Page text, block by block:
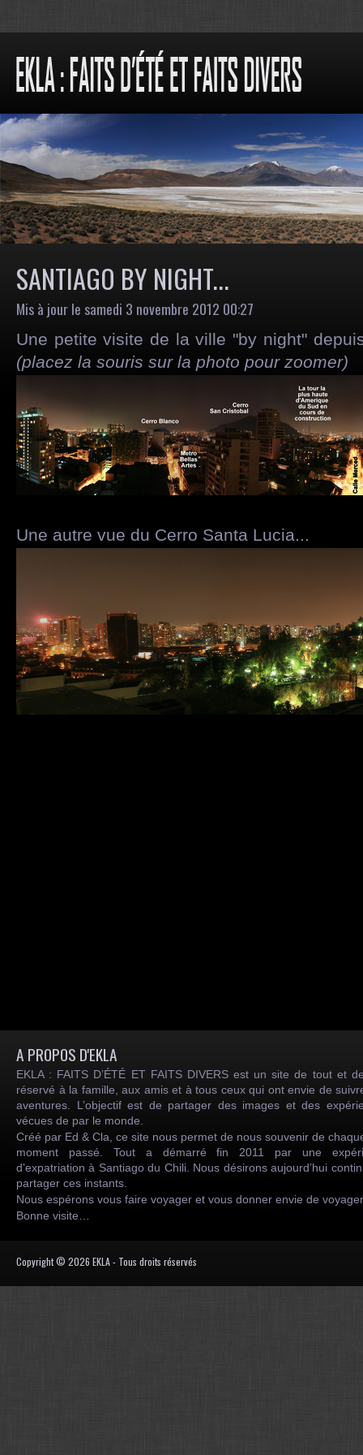
SANTIAGO BY NIGHT...
Mis à jour le samedi 3 novembre 2012 00:27
Une petite visite de la ville "by night"
(placez la souris sur la photo pour zoomer)
Une autre vue du Cerro Santa Lucia...
A PROPOS D'EKLA
EKLA : FAITS D’ÉTÉ ET FAITS DIVERS est un site de tout et
réservé à la famille, aux amis et à tous ceux qui ont envie de
aventures. L’objectif est de partager des images et des
vécues de par le monde.
Créé par Ed & Cla, ce site nous permet de nous souvenir de
moment passé. Tout a démarré fin 2011 par une
d’expatriation à Santiago du Chili. Nous désirons aujourd’hui
partager ces instants.
Nous espérons vous faire voyager et vous donner envie de
Bonne visite…
Copyright © 2026 EKLA - Tous droits réservés